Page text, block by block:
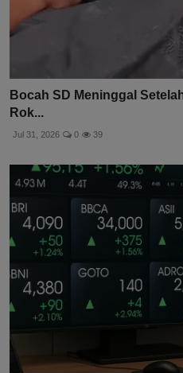
Bocah SD Meninggal
Rok...
Jul 31, 2026 0 39